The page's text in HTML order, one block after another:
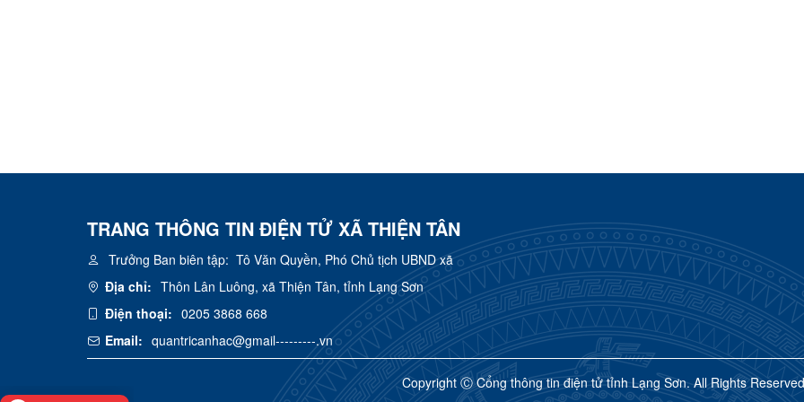
TRANG THÔNG TIN ĐIỆN TỬ XÃ THIỆN TÂN
Trưởng Ban biên tập: Tô Văn Quyền, Phó Chủ tịch UBND xã
Địa chỉ: Thôn Lân Luông, xã Thiện Tân, tỉnh Lạng Sơn
Điện thoại: 0205 3868 668
Email: quantricanhac@gmail---------.vn
Copyright Ⓒ Cổng thông tin điện tử tỉnh Lạng Sơn. All Rights Reserved